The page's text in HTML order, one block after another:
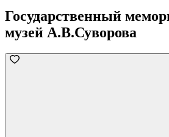
Государственный
музей А.В.Суворова